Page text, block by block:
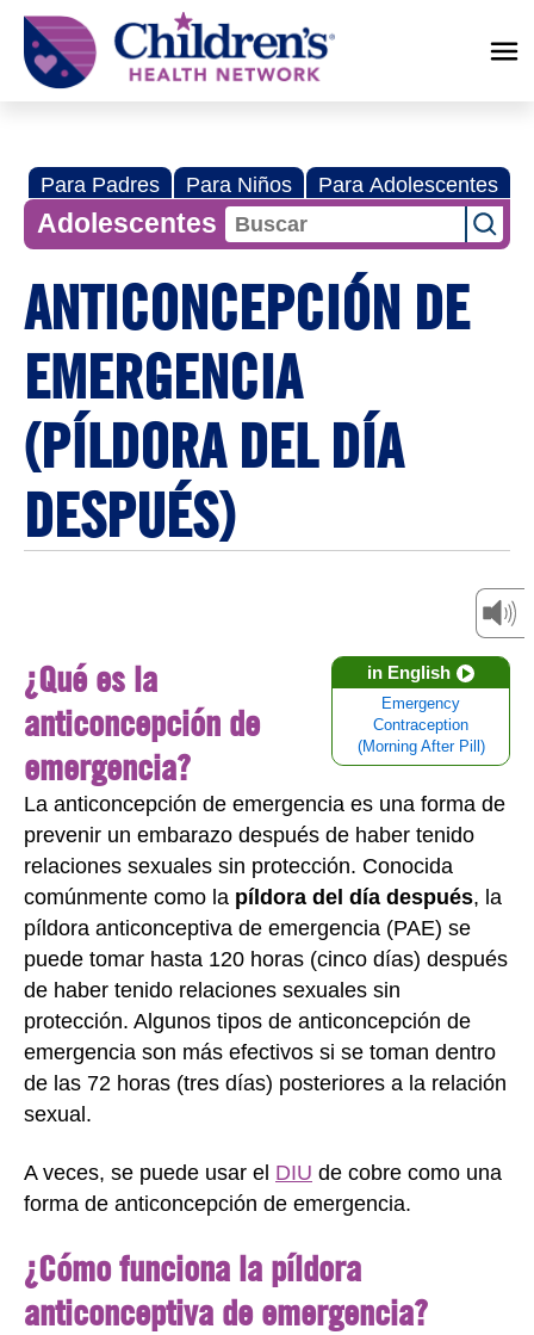
Children's
Health
Network
Para Padres Para Niños Para Adolescentes
Adolescentes
ANTICONCEPCIÓN DE
EMERGENCIA
(PÍLDORA DEL DÍA
DESPUÉS)
in English
Emergency
Contraception
(Morning After Pill)
¿Qué es la
anticoncepción de
emergencia?
La anticoncepción de emergencia es una forma de
prevenir un embarazo después de haber tenido
relaciones sexuales sin protección. Conocida
comúnmente como la píldora del día después, la
píldora anticonceptiva de emergencia (PAE) se
puede tomar hasta 120 horas (cinco días) después
de haber tenido relaciones sexuales sin
protección. Algunos tipos de anticoncepción de
emergencia son más efectivos si se toman dentro
de las 72 horas (tres días) posteriores a la relación
sexual.
A veces, se puede usar el DIU de cobre como una
forma de anticoncepción de emergencia.
¿Cómo funciona la píldora
anticonceptiva de emergencia?